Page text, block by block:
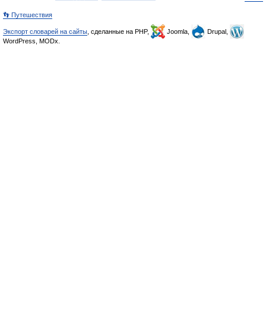
👣 Путешествия
Экспорт словарей на сайты , сделанные на PHP, Joomla,
Drupal,
WordPress, MODx.